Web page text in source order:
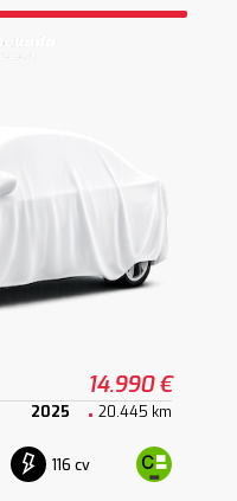
14.990 €
2025 20.445 km
116 cv